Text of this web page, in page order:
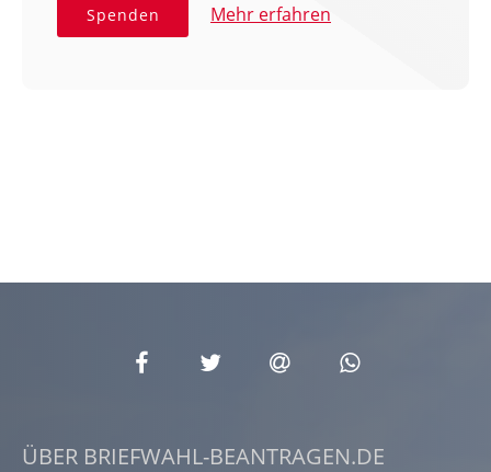
Spenden Mehr erfahren
ÜBER BRIEFWAHL-BEANTRAGEN.DE